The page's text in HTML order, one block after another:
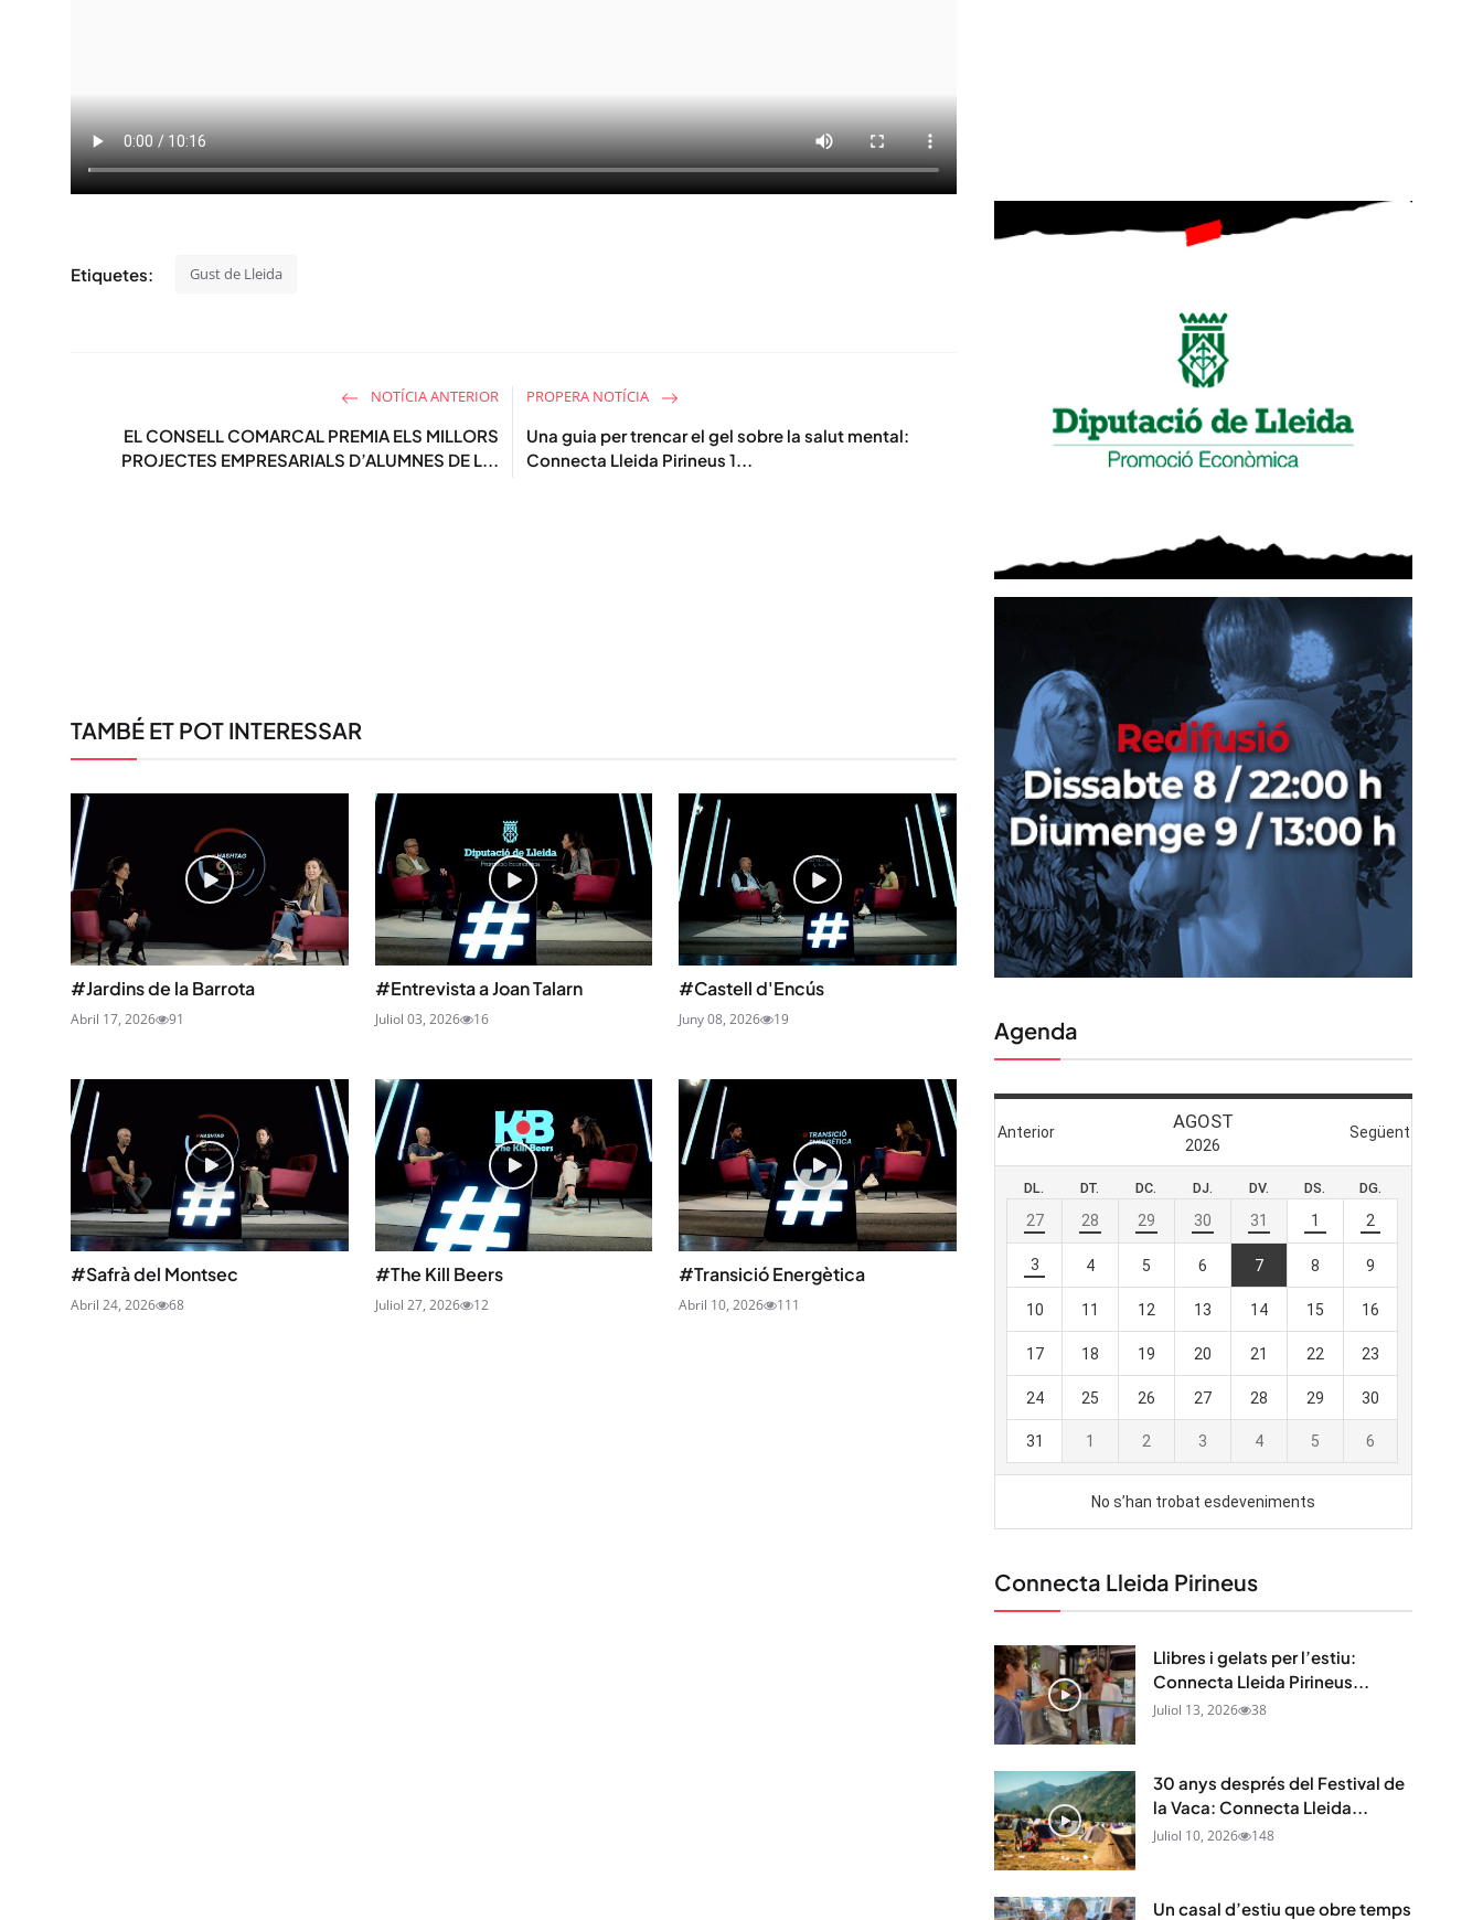
Etiquetes: Gust de Lleida
NOTÍCIA ANTERIOR
EL CONSELL COMARCAL PREMIA ELS MILLORS
PROJECTES EMPRESARIALS D’ALUMNES DE L...
PROPERA NOTÍCIA
Una guia per trencar el gel sobre la salut mental:
Connecta Lleida Pirineus 1...
TAMBÉ ET POT INTERESSAR
#Jardins de la Barrota
Abril 17, 2026 91
#Entrevista a Joan Talarn
Juliol 03, 2026 16
#Castell d'Encús
Juny 08, 2026 19
#Safrà del Montsec
Abril 24, 2026 68
#The Kill Beers
Juliol 27, 2026 12
#Transició Energètica
Abril 10, 2026 111
Agenda
Connecta Lleida Pirineus
Llibres i gelats per l’estiu:
Connecta Lleida Pirineus...
Juliol 13, 2026 38
30 anys després del Festival de
la Vaca: Connecta Lleida...
Juliol 10, 2026 148
Un casal d’estiu que obre temps
Uneix-te al nostre butlletí
Tota l’actualitat, seleccionada i enviada
directament al teu correu. Subscriu-te al nostre
butlletí i segueix la informació que importa.